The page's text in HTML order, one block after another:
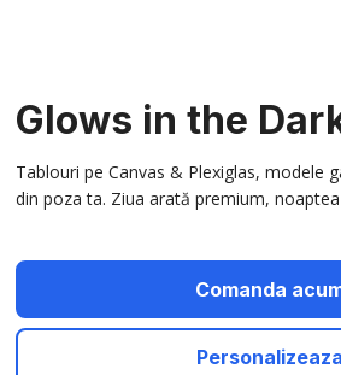
Glows in the
Tablouri pe Canvas & Plexiglas, modele
din poza ta. Ziua arată premium,
Comanda
Personalizeaza